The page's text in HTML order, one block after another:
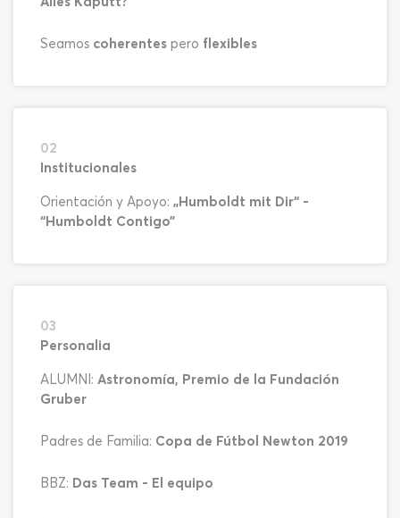
Seamos coherentes pero flexibles
02
Institucionales
Orientación y Apoyo: „Humboldt mit Dir“ -
“Humboldt Contigo”
03
Personalia
ALUMNI: Astronomía, Premio de la Fundación
Gruber
Padres de Familia: Copa de Fútbol Newton 2019
BBZ: Das Team - El equipo